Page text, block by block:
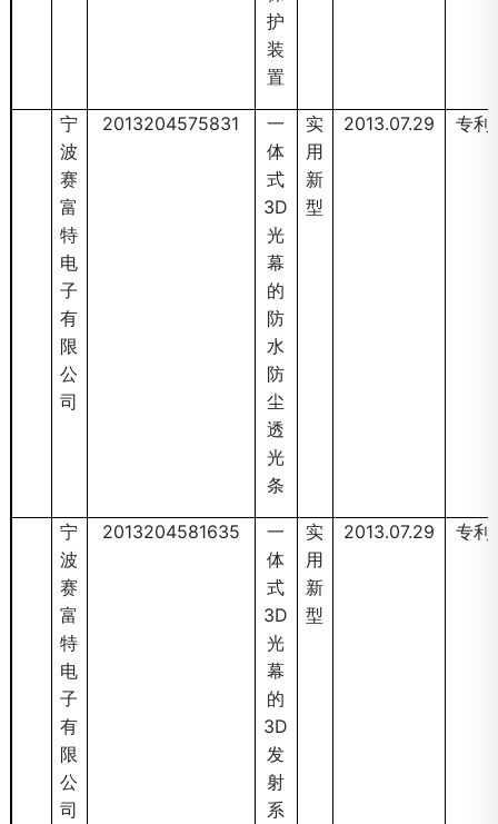
护
装
置
宁
波
赛
富
特
电
子
有
限
公
司
2013204575831
一
体
式
3D
光
幕
的
防
水
防
尘
透
光
条
实
用
新
型
2013.07.29 专利
宁
波
赛
富
特
电
子
有
限
公
司
2013204581635
一
体
式
3D
光
幕
的
3D
发
射
系
实
用
新
型
2013.07.29 专利